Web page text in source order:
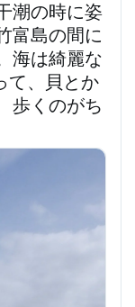
潮の時に姿
富島の間に
海は綺麗な
て、貝とか
歩くのがち